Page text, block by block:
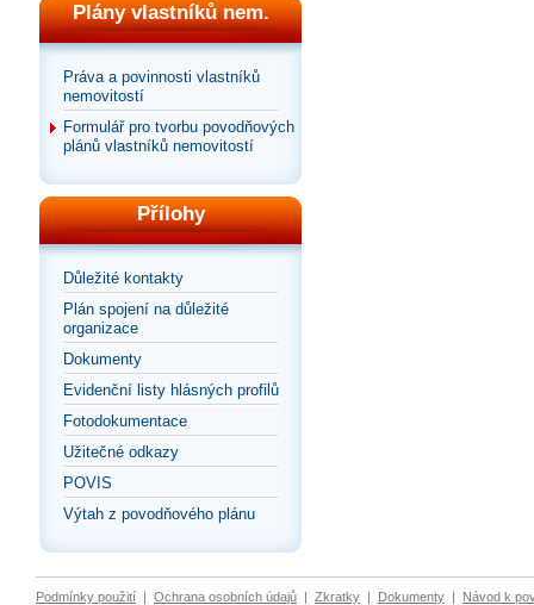
Plány vlastníků nem.
Práva a povinnosti vlastníků
nemovitostí
Formulář pro tvorbu povodňových
plánů vlastníků nemovitostí
Přílohy
Důležité kontakty
Plán spojení na důležité
organizace
Dokumenty
Evidenční listy hlásných profilů
Fotodokumentace
Užitečné odkazy
POVIS
Výtah z povodňového plánu
Podmínky použití | Ochrana osobních údajů | Zkratky | Dokumenty | Návod k